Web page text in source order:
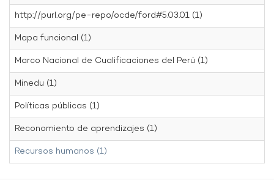
http://purl.org/pe-repo/ocde/ford#5.03.01 (1)
Mapa funcional (1)
Marco Nacional de Cualificaciones del Perú (1)
Minedu (1)
Políticas públicas (1)
Reconomiento de aprendizajes (1)
Recursos humanos (1)